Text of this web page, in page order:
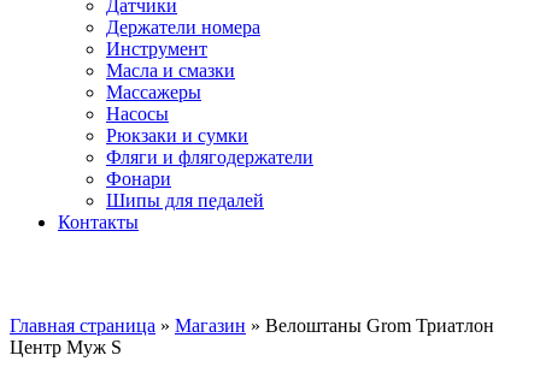
Датчики
Держатели номера
Инструмент
Масла и смазки
Массажеры
Насосы
Рюкзаки и сумки
Фляги и флягодержатели
Фонари
Шипы для педалей
Контакты
Главная страница » Магазин » Велоштаны Grom Триатлон
Центр Муж S